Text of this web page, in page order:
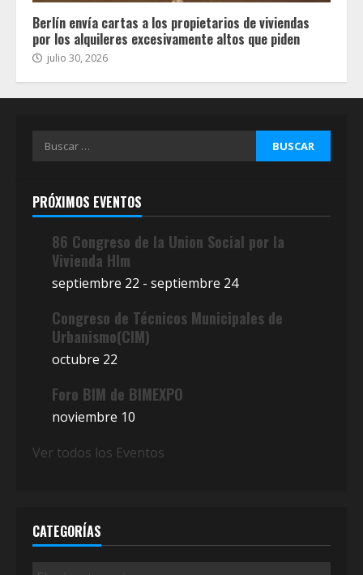
Berlín envía cartas a los propietarios de viviendas
por los alquileres excesivamente altos que piden
julio 30, 2026
Buscar:
PRÓXIMOS EVENTOS
86 Congreso de la Union Social por la
Vivienda Hlm
septiembre 22 - septiembre 24
Congreso de Técnicos Municipales de
Urbanismo(CIM)
octubre 22
Foro BIM de BIMEXPO
noviembre 10
Ver todos los Eventos
CATEGORÍAS
Categorías